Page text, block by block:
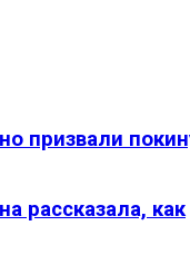
призвали
рассказала, как